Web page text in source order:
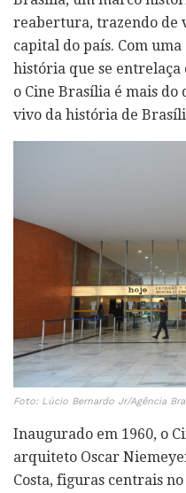
reabertura, trazendo de
capital do país. Com
história que se entrelaça
o Cine Brasília é mais do
vivo da história de
Foto: Lúcio Bernardo Jr/Agência
Inaugurado em 1960, o
arquiteto Oscar
Costa, figuras centrais